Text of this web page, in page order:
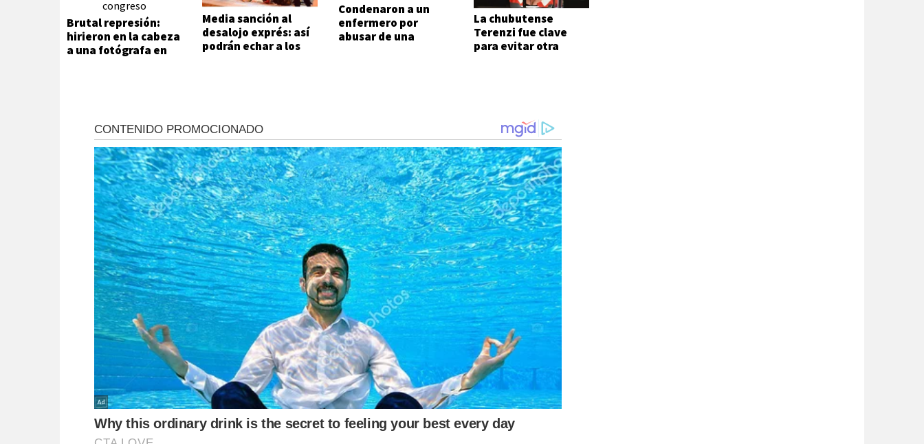
Brutal represión:
hirieron en la cabeza
a una fotógrafa en
Media sanción al
desalojo exprés: así
podrán echar a los
Condenaron a un
enfermero por
abusar de una
La chubutense
Terenzi fue clave
para evitar otra